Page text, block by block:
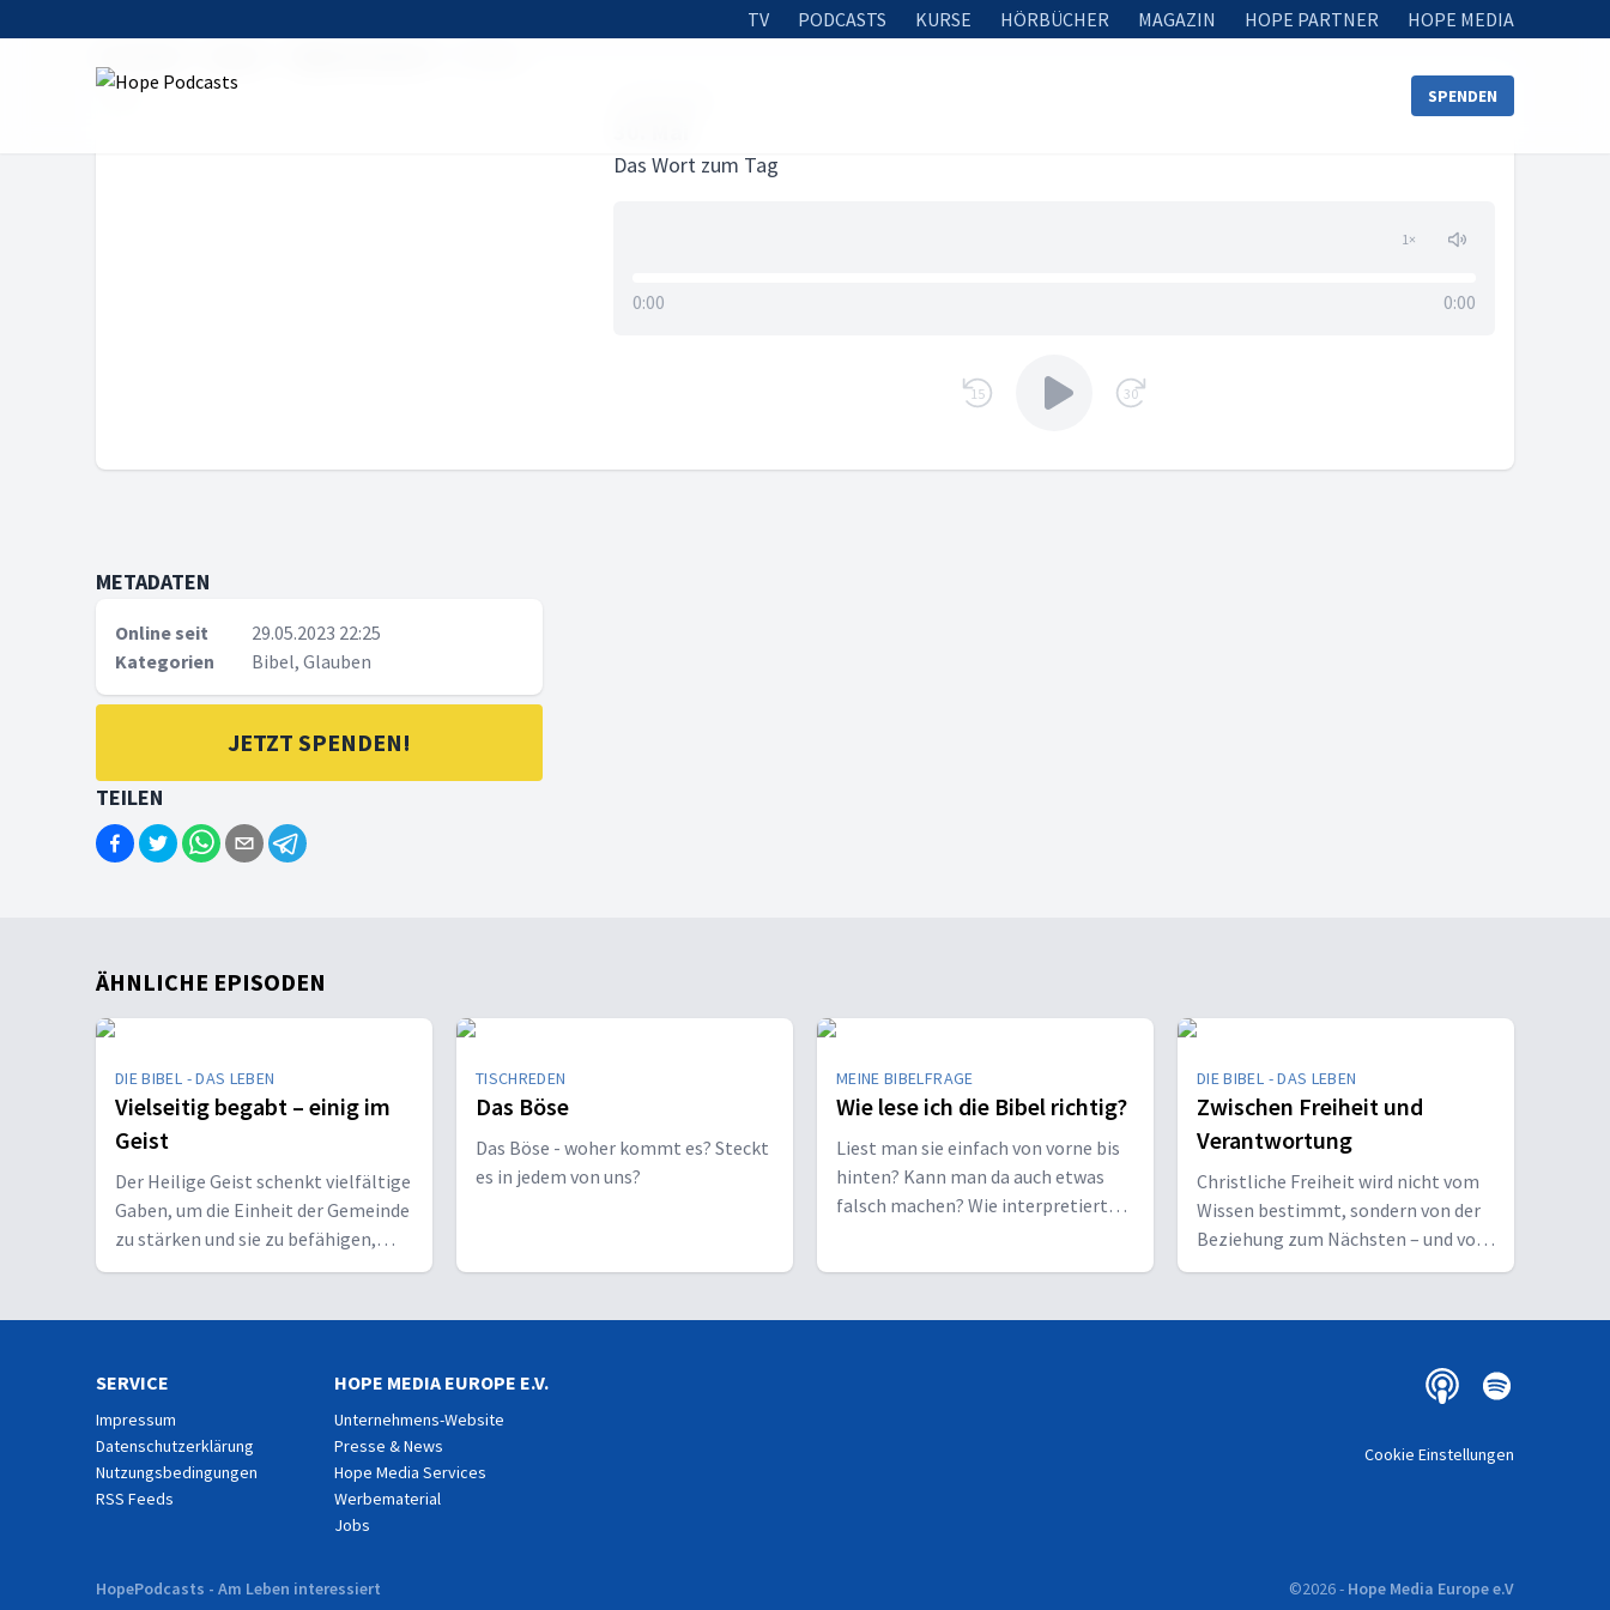
TV PODCASTS KURSE HÖRBÜCHER MAGAZIN HOPE PARTNER HOPE MEDIA
SPENDEN
Das Wort zum Tag
1×
0:00 0:00
15 30
METADATEN
Online seit
29.05.2023 22:25
Kategorien
Bibel, Glauben
JETZT SPENDEN!
TEILEN
ÄHNLICHE EPISODEN
DIE BIBEL - DAS LEBEN
Vielseitig begabt – einig im
Geist
Der Heilige Geist schenkt vielfältige
Gaben, um die Einheit der Gemeinde
zu stärken und sie zu befähigen,
Christus vor den Menschen zu
TISCHREDEN
Das Böse
Das Böse - woher kommt es? Steckt
es in jedem von uns?
MEINE BIBELFRAGE
Wie lese ich die Bibel richtig?
Liest man sie einfach von vorne bis
hinten? Kann man da auch etwas
falsch machen? Wie interpretiert
DIE BIBEL - DAS LEBEN
Zwischen Freiheit und
Verantwortung
Christliche Freiheit wird nicht vom
Wissen bestimmt, sondern von der
Beziehung zum Nächsten – und vom
Ziel, Gott zu ehren.
SERVICE
Impressum
Datenschutzerklärung
Nutzungsbedingungen
RSS Feeds
HOPE MEDIA EUROPE E.V.
Unternehmens-Website
Presse & News
Hope Media Services
Werbematerial
Jobs
Cookie Einstellungen
HopePodcasts - Am Leben interessiert ©2026- Hope Media Europe e.V